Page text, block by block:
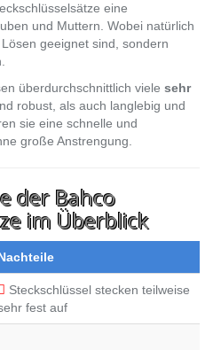
eine
und Muttern. Wobei natürlich
geeignet sind, sondern
überdurchschnittlich viele sehr
robust, als auch langlebig und
sie eine schnelle und
große Anstrengung.
der Bahco
im Überblick
Steckschlüssel stecken teilweise
fest auf